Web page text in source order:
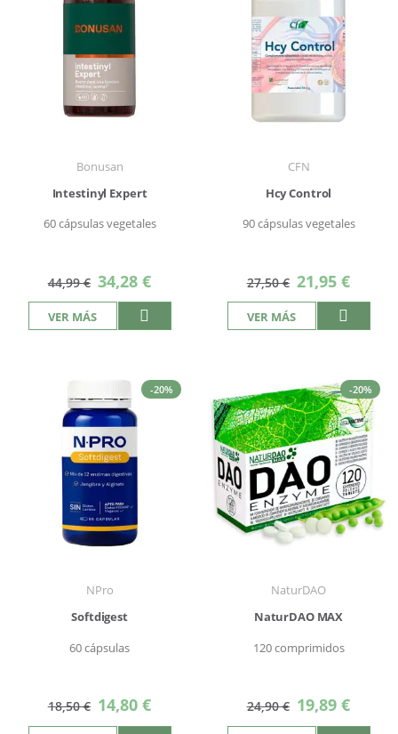
Bonusan
Intestinyl Expert
60 cápsulas vegetales
44,99 € Precio
especial
34,28 €
VER MÁS
CFN
Hcy Control
90 cápsulas vegetales
27,50 € Precio
especial
21,95 €
VER MÁS
-20%
NPro
Softdigest
60 cápsulas
18,50 € Precio
especial
14,80 €
-20%
NaturDAO
NaturDAO MAX
120 comprimidos
24,90 € Precio
especial
19,89 €